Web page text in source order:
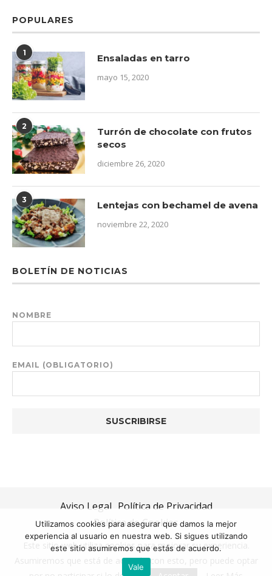
POPULARES
1 Ensaladas en tarro
mayo 15, 2020
2
Turrón de chocolate con frutos
secos
diciembre 26, 2020
3 Lentejas con bechamel de avena
noviembre 22, 2020
BOLETÍN DE NOTICIAS
NOMBRE
EMAIL (OBLIGATORIO)
Aviso Legal Política de Privacidad
Política de Cookies
@2020 - Mima tu Alimentación
IR ARRIBA
Este sitio web utiliza cookies para mejorar su experiencia.
Asumiremos que está de acuerdo con esto, pero puede optar
Utilizamos cookies para asegurar que damos la mejor
experiencia al usuario en nuestra web. Si sigues utilizando
este sitio asumiremos que estás de acuerdo.
Vale